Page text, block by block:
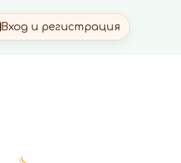
Вход и регистрация